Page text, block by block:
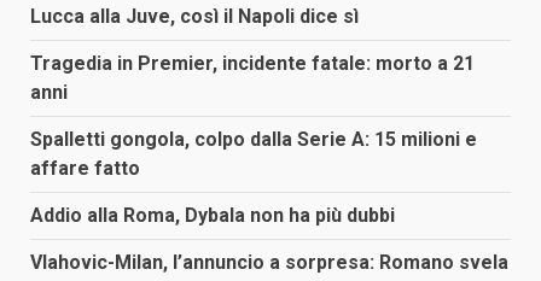
Lucca alla Juve, così il Napoli dice sì
Tragedia in Premier, incidente fatale: morto a 21
anni
Spalletti gongola, colpo dalla Serie A: 15 milioni e
affare fatto
Addio alla Roma, Dybala non ha più dubbi
Vlahovic-Milan, l’annuncio a sorpresa: Romano svela